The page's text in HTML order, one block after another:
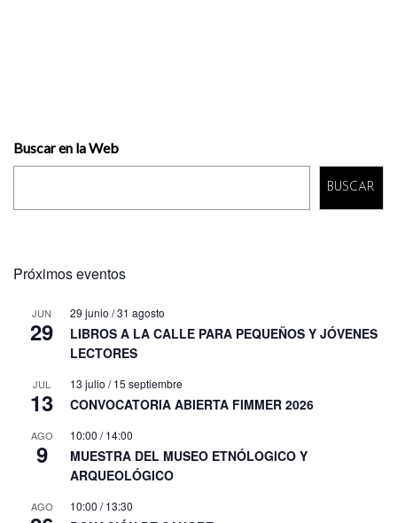
Buscar en la Web
BUSCAR
Próximos eventos
JUN
29
29 junio /31 agosto
LIBROS A LA CALLE PARA PEQUEÑOS Y JÓVENES
LECTORES
JUL
13
13 julio /15 septiembre
CONVOCATORIA ABIERTA FIMMER 2026
AGO
9
10:00 /14:00
MUESTRA DEL MUSEO ETNÓLOGICO Y
ARQUEOLÓGICO
AGO 10:00 /13:30